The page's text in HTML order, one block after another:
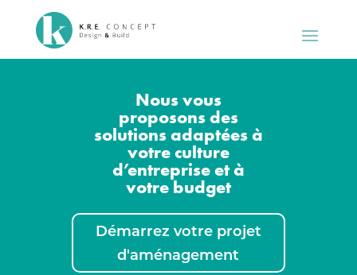
Nous vous
proposons des
solutions adaptées à
votre culture
d’entreprise et à
votre budget
Démarrez votre projet
d'aménagement